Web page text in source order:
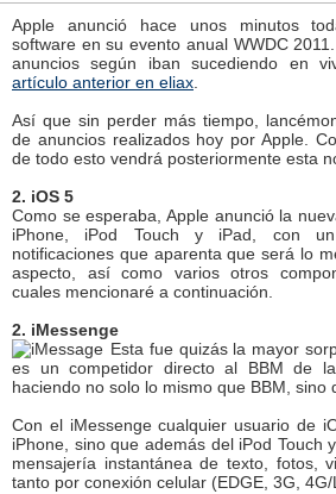
Apple anunció hace unos minutos
software en su evento anual WWDC
anuncios según iban sucediendo en
artículo anterior en eliax
Así que sin perder más tiempo,
de anuncios realizados hoy por Apple.
de todo esto vendrá posteriormente esta
2. iOS 5
Como se esperaba, Apple anunció la
iPhone, iPod Touch y iPad, con
notificaciones que aparenta que será lo
aspecto, así como varios otros
cuales mencionaré a continuación.
2. iMessenge
Esta fue quizás la mayor
es un competidor directo al BBM de la
haciendo no solo lo mismo que BBM, sino
Con el iMessenge cualquier usuario de
iPhone, sino que además del iPod Touch
mensajería instantánea de texto, fotos,
tanto por conexión celular (EDGE, 3G, 4G/